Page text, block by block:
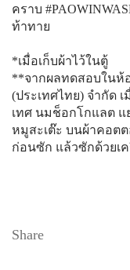
คราบ
ท้าทาย​​
*เมื่อเก็บผ้าไว้ในตู้​​
**จากผลทดสอบในห้
(ประเทศไทย) จำกัด
เทศ นมช็อกโกแลต แ
หมูสะเต๊ะ บนผ้าคอต
ก่อนซัก แล้วซักด้วยเ
Share